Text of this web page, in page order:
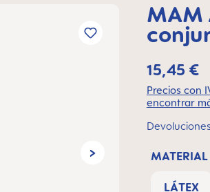
MAM
15,45 €
Precios con
encontrar
LÁTEX